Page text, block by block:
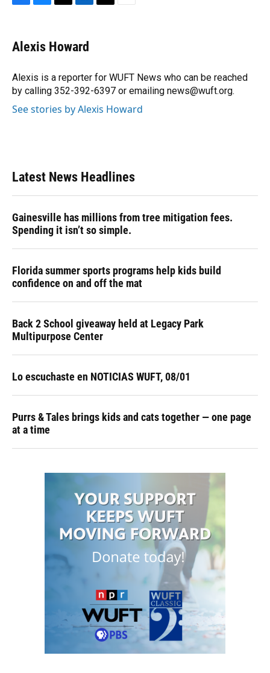
e
b
o
k
e
s
y
e
a
s
k
e
I
n
r
Alexis Howard
Alexis is a reporter for WUFT News who can be reached
by calling 352-392-6397 or emailing news@wuft.org.
See stories by Alexis Howard
Latest News Headlines
Gainesville has millions from tree mitigation fees.
Spending it isn’t so simple.
Florida summer sports programs help kids build
confidence on and off the mat
Back 2 School giveaway held at Legacy Park
Multipurpose Center
Lo escuchaste en NOTICIAS WUFT, 08/01
Purrs & Tales brings kids and cats together — one page
at a time